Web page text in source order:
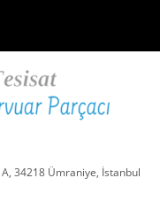
34218 Ümraniye, İstanbul